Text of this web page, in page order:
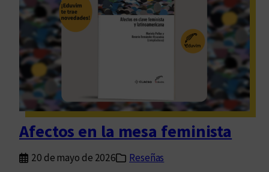
c
o
t
a
d
D
g
u
j
a
d
r
L
b
a
n
s
Afectos en la mesa feminista
20 de mayo de 2026
Reseñas